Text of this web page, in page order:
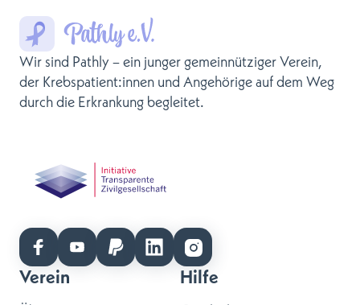
Wir sind Pathly – ein junger gemeinnütziger Verein,
der Krebspatient:innen und Angehörige auf dem Weg
durch die Erkrankung begleitet.
Verein Hilfe